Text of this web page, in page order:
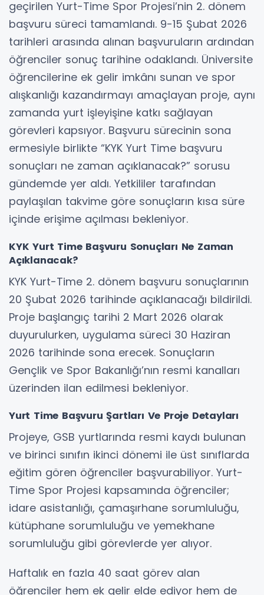
geçirilen Yurt-Time Spor Projesi’nin 2. dönem
başvuru süreci tamamlandı. 9-15 Şubat 2026
tarihleri arasında alınan başvuruların ardından
öğrenciler sonuç tarihine odaklandı. Üniversite
öğrencilerine ek gelir imkânı sunan ve spor
alışkanlığı kazandırmayı amaçlayan proje, aynı
zamanda yurt işleyişine katkı sağlayan
görevleri kapsıyor. Başvuru sürecinin sona
ermesiyle birlikte “KYK Yurt Time başvuru
sonuçları ne zaman açıklanacak?” sorusu
gündemde yer aldı. Yetkililer tarafından
paylaşılan takvime göre sonuçların kısa süre
içinde erişime açılması bekleniyor.
KYK Yurt Time Başvuru Sonuçları Ne Zaman
Açıklanacak?
KYK Yurt-Time 2. dönem başvuru sonuçlarının
20 Şubat 2026 tarihinde açıklanacağı bildirildi.
Proje başlangıç tarihi 2 Mart 2026 olarak
duyurulurken, uygulama süreci 30 Haziran
2026 tarihinde sona erecek. Sonuçların
Gençlik ve Spor Bakanlığı’nın resmi kanalları
üzerinden ilan edilmesi bekleniyor.
Yurt Time Başvuru Şartları Ve Proje Detayları
Projeye, GSB yurtlarında resmi kaydı bulunan
ve birinci sınıfın ikinci dönemi ile üst sınıflarda
eğitim gören öğrenciler başvurabiliyor. Yurt-
Time Spor Projesi kapsamında öğrenciler;
idare asistanlığı, çamaşırhane sorumluluğu,
kütüphane sorumluluğu ve yemekhane
sorumluluğu gibi görevlerde yer alıyor.
Haftalık en fazla 40 saat görev alan
öğrenciler hem ek gelir elde ediyor hem de